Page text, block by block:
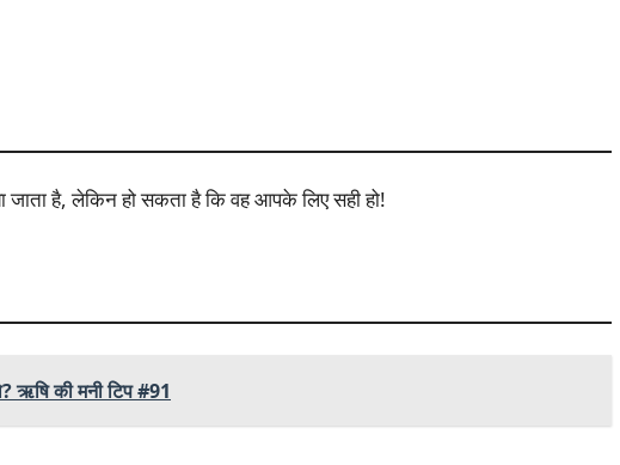
है, लेकिन हो सकता है कि वह आपके लिए सही हो!
ऋषि की मनी टिप #91